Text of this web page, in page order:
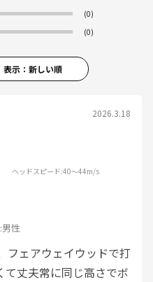
(0)
(0)
表示：新しい順
2026.3.18
ヘッドスピード:40～44m/s
男性
フェアウェイウッドで打
て丈夫常に同じ高さでボ